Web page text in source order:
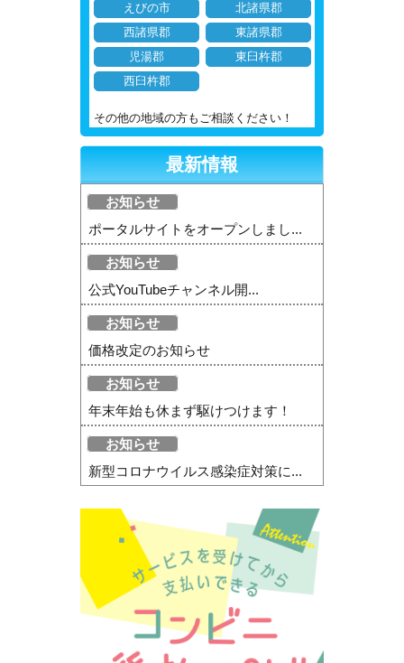
えびの市
北諸県郡
西諸県郡
東諸県郡
児湯郡
東臼杵郡
西臼杵郡
その他の地域の方もご相談ください！
最新情報
お知らせ
ポータルサイトをオープンしまし...
お知らせ
公式YouTubeチャンネル開...
お知らせ
価格改定のお知らせ
お知らせ
年末年始も休まず駆けつけます！
お知らせ
新型コロナウイルス感染症対策に...